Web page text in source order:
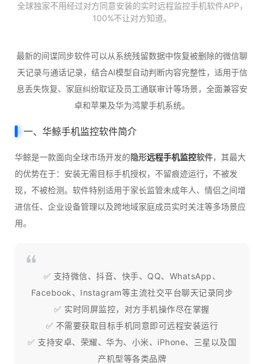
全球独家不用经过对方同意安装的实时远程监控手机软件APP，
100%不让对方知道。
最新的间谍同步软件可以从系统残留数据中恢复被删除的微信聊
天记录与通话记录，结合AI模型自动判断内容完整性，适用于信
息丢失恢复、家庭纠纷取证及员工通联审计等场景，全面兼容安
卓和苹果及华为鸿蒙手机系统。
一、华鲸手机监控软件简介
华鲸是一款面向全球市场开发的隐形远程手机监控软件，其最大
的优势在于：安装无需目标手机授权，不留痕迹运行，不被发
现，不被检测。软件特别适用于家长监管未成年人、情侣之间增
进信任、企业设备管理以及跨地域家庭成员实时关注等多场景应
用。
✅ 支持微信、抖音、快手、QQ、WhatsApp、
Facebook、Instagram等主流社交平台聊天记录同步
✅ 实时同屏监控，对方手机操作尽在掌握
✅ 不需要获取目标手机同意即可远程安装运行
✅ 支持安卓、荣耀、华为、小米、iPhone、三星以及国
产机型等各类品牌